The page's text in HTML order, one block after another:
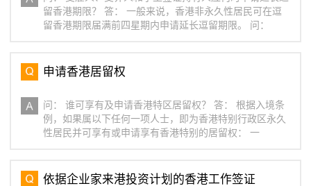
お問い合わせ
留香港期限？ 答： 一般来说，香港非永久性居民可在逗
留香港期限届满前四星期内申请延长逗留期限。 问：
申请香港居留权
问： 谁可享有及申请香港特区居留权？ 答： 根据入境条
例，如果属以下任何一项人士，即为香港特别行政区永久
性居民并可享有或申请享有香港特别的居留权： 一
依据企业家来港投资计划的香港工作签证